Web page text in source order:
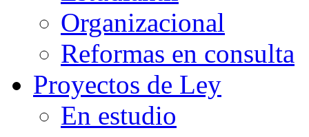
Organizacional
Reformas en consulta
Proyectos de Ley
En estudio